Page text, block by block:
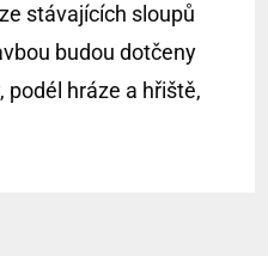
stávajících sloupů
budou dotčeny
podél hráze a hřiště,